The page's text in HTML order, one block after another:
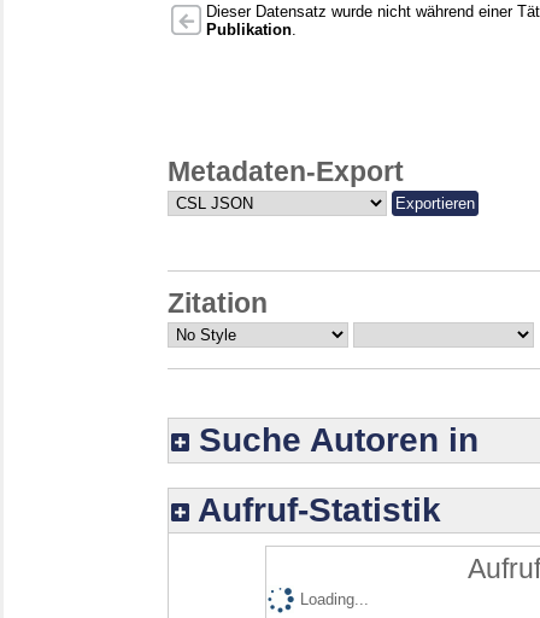
Dieser Datensatz wurde nicht während einer
Publikation
Metadaten-Export
Zitation
Suche Autoren in
Aufruf-Statistik
Loading...